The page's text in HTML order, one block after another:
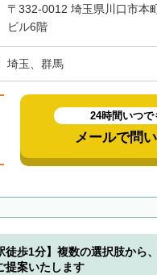
〒332-0012 埼玉県川口市本
ビル6階
埼玉、群馬
24時間いつで
メールで問
徒歩1分】複数の選択肢から
提案いたします